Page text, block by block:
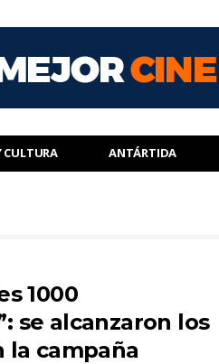
CULTURA ANTÁRTIDA
1000
se alcanzaron los
la campaña